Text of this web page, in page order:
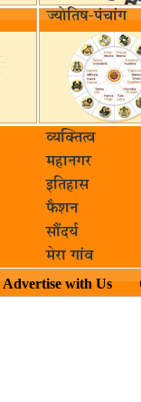
ज्योतिष-पंचांग
व्यक्तित्व
महानगर
इतिहास
फैशन
सौंदर्य
मेरा गांव
Advertise with Us